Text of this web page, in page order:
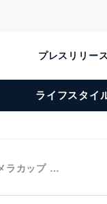
プレスリリー
ライフスタイ
ラカップ …